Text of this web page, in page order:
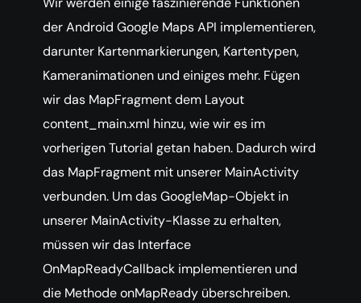
der Android Google Maps API implementieren,
darunter Kartenmarkierungen, Kartentypen,
Kameranimationen und einiges mehr. Fügen
wir das MapFragment dem Layout
content_main.xml hinzu, wie wir es im
vorherigen Tutorial getan haben. Dadurch wird
das MapFragment mit unserer MainActivity
verbunden. Um das GoogleMap-Objekt in
unserer MainActivity-Klasse zu erhalten,
müssen wir das Interface
OnMapReadyCallback implementieren und
die Methode onMapReady überschreiben.